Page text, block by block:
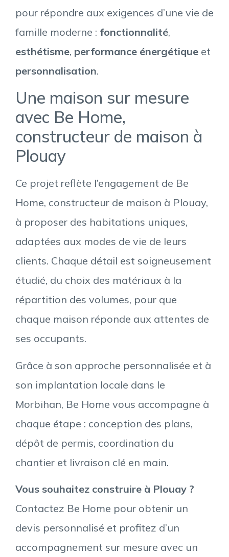
pour répondre aux exigences d’une vie de
famille moderne : fonctionnalité,
esthétisme, performance énergétique et
personnalisation.
Une maison sur mesure
avec Be Home,
constructeur de maison à
Plouay
Ce projet reflète l’engagement de Be
Home, constructeur de maison à Plouay,
à proposer des habitations uniques,
adaptées aux modes de vie de leurs
clients. Chaque détail est soigneusement
étudié, du choix des matériaux à la
répartition des volumes, pour que
chaque maison réponde aux attentes de
ses occupants.
Grâce à son approche personnalisée et à
son implantation locale dans le
Morbihan, Be Home vous accompagne à
chaque étape : conception des plans,
dépôt de permis, coordination du
chantier et livraison clé en main.
Vous souhaitez construire à Plouay ?
Contactez Be Home pour obtenir un
devis personnalisé et profitez d’un
accompagnement sur mesure avec un